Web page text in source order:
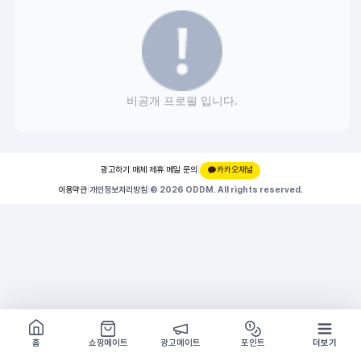
비공개 프로필 입니다.
광고하기 매체 제휴 메일 문의 |
카카오채널
이용약관 개인정보처리방침 © 2026 ODDM. All rights reserved.
쇼핑몰 구경하기
방문시 1G
홈
쇼핑메이트 광고메이트 포인트 더보기